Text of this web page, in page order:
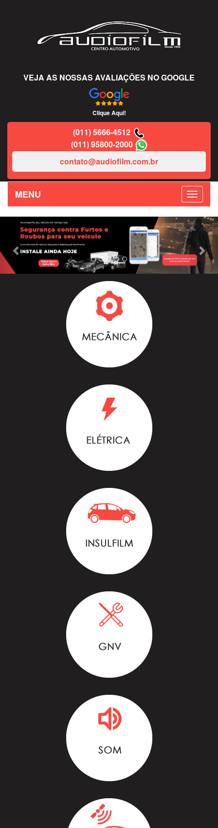
VEJA AS NOSSAS AVALIAÇÕES NO GOOGLE
Clique Aqui!
(011) 5666-4512
(011) 95800-2000
contato@audiofilm.com.br
MENU
Previous